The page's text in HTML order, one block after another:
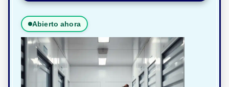
Abierto ahora